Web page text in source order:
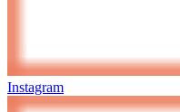
Instagram